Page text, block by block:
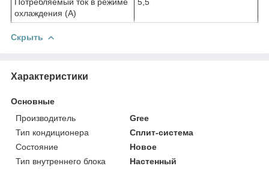
охлаждения (A)
Скрыть
Характеристики
Основные
Производитель
Gree
Тип кондиционера
Сплит-система
Состояние
Новое
Тип внутреннего блока
Настенный